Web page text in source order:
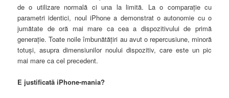
de o utilizare normală ci una la limită. La o comparaţie cu
parametri identici, noul iPhone a demonstrat o autonomie cu o
jumătate de oră mai mare ca cea a dispozitivului de primă
generaţie. Toate noile îmbunătăţiri au avut o repercusiune, minoră
totuşi, asupra dimensiunilor noului dispozitiv, care este un pic
mai mare ca cel precedent.
E justificată iPhone-mania?